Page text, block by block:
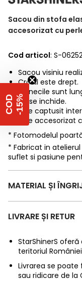
Sacou din stofa
accesorizat cu
Cod articol: S-
Sacou visiniu
Croiul este drept.
Manecile sunt
Nu se inchide.
Este captusit
Este accesorizat
* Fotomodelul
* Fabricat in
suflet si pasiune
MATERIAL ȘI
LIVRARE ȘI RETUR
StarShinerS oferă
teritoriul
Livrarea se poate
sau ridicare de la
C
O
D
-
1
5 %